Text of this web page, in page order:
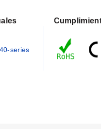
999999
Estado del relé
series